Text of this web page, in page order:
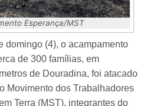
Esperança/MST
domingo (4), o acampamento
de 300 famílias, em
de Douradina, foi atacado
Movimento dos Trabalhadores
Terra (MST), integrantes do